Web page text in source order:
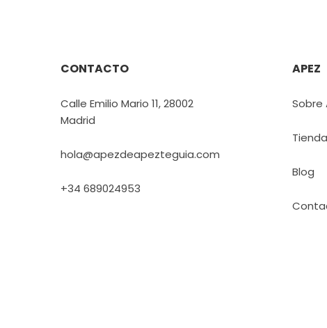
CONTACTO
Calle Emilio Mario 11, 28002
Madrid
hola@apezdeapezteguia.com
+34 689024953
APEZ
Sobre
Tienda
Blog